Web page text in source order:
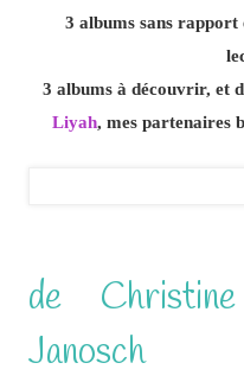
3 albums sans rapport
3 albums à découvrir, et
Liyah, mes partenaires
de
Janosch